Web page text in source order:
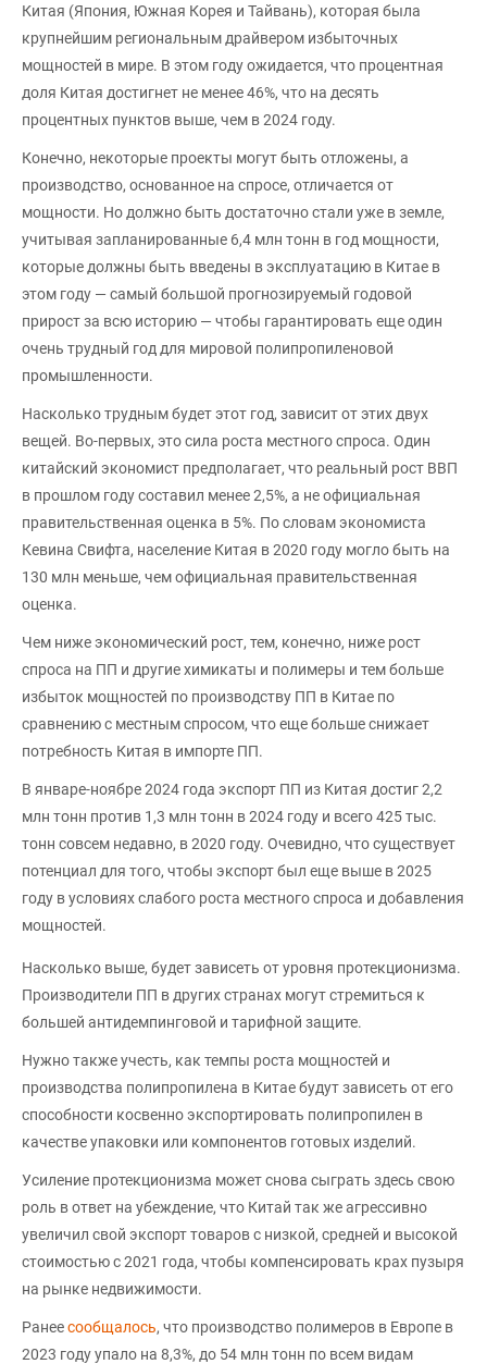
Китая (Япония, Южная Корея и Тайвань), которая была
крупнейшим региональным драйвером избыточных
мощностей в мире. В этом году ожидается, что процентная
доля Китая достигнет не менее 46%, что на десять
процентных пунктов выше, чем в 2024 году.
Конечно, некоторые проекты могут быть отложены, а
производство, основанное на спросе, отличается от
мощности. Но должно быть достаточно стали уже в земле,
учитывая запланированные 6,4 млн тонн в год мощности,
которые должны быть введены в эксплуатацию в Китае в
этом году — самый большой прогнозируемый годовой
прирост за всю историю — чтобы гарантировать еще один
очень трудный год для мировой полипропиленовой
промышленности.
Насколько трудным будет этот год, зависит от этих двух
вещей. Во-первых, это сила роста местного спроса. Один
китайский экономист предполагает, что реальный рост ВВП
в прошлом году составил менее 2,5%, а не официальная
правительственная оценка в 5%. По словам экономиста
Кевина Свифта, население Китая в 2020 году могло быть на
130 млн меньше, чем официальная правительственная
оценка.
Чем ниже экономический рост, тем, конечно, ниже рост
спроса на ПП и другие химикаты и полимеры и тем больше
избыток мощностей по производству ПП в Китае по
сравнению с местным спросом, что еще больше снижает
потребность Китая в импорте ПП.
В январе-ноябре 2024 года экспорт ПП из Китая достиг 2,2
млн тонн против 1,3 млн тонн в 2024 году и всего 425 тыс.
тонн совсем недавно, в 2020 году. Очевидно, что существует
потенциал для того, чтобы экспорт был еще выше в 2025
году в условиях слабого роста местного спроса и добавления
мощностей.
Насколько выше, будет зависеть от уровня протекционизма.
Производители ПП в других странах могут стремиться к
большей антидемпинговой и тарифной защите.
Нужно также учесть, как темпы роста мощностей и
производства полипропилена в Китае будут зависеть от его
способности косвенно экспортировать полипропилен в
качестве упаковки или компонентов готовых изделий.
Усиление протекционизма может снова сыграть здесь свою
роль в ответ на убеждение, что Китай так же агрессивно
увеличил свой экспорт товаров с низкой, средней и высокой
стоимостью с 2021 года, чтобы компенсировать крах пузыря
на рынке недвижимости.
Ранеесообщалось, что производство полимеров в Европе в
2023 году упало на 8,3%, до 54 млн тонн по всем видам